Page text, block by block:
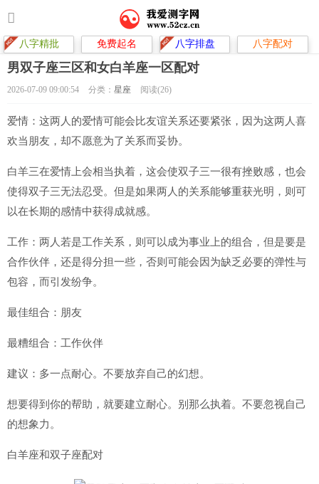
八字精批 免费起名 八字排盘 八字配对
男双子座三区和女白羊座一区配对
2026-07-09 09:00:54 分类： 星座 阅读(26)
爱情：这两人的爱情可能会比友谊关系还要紧张，因为这两人喜
欢当朋友，却不愿意为了关系而妥协。
白羊三在爱情上会相当执着，这会使双子三一很有挫败感，也会
使得双子三无法忍受。但是如果两人的关系能够重获光明，则可
以在长期的感情中获得成就感。
工作：两人若是工作关系，则可以成为事业上的组合，但是要是
合作伙伴，还是得分担一些，否则可能会因为缺乏必要的弹性与
包容，而引发纷争。
最佳组合：朋友
最糟组合：工作伙伴
建议：多一点耐心。不要放弃自己的幻想。
想要得到你的帮助，就要建立耐心。别那么执着。不要忽视自己
的想象力。
白羊座和双子座配对